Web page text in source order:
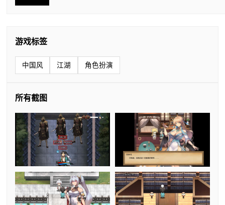
游戏标签
中国风 江湖 角色扮演
所有截图